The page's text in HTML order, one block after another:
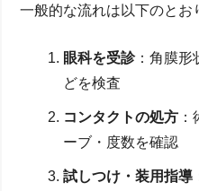
一般的な流れは以下のとお
眼科を受診：角膜形
どを検査
コンタクトの処方
ーブ・度数を確認
試しつけ・装用指導
よくある質問：術前検
Q&Aで解消！その他の不
まとめ：レーシック10年